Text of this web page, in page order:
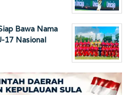
Bawa Nama
17 Nasional